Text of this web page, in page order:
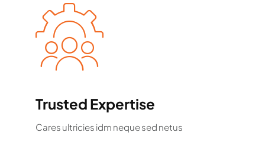
Trusted Expertise
Cares ultricies idm neque sed netus